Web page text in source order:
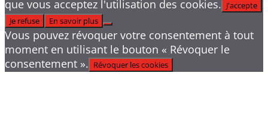
que vous acceptez l'utilisation des cookies. J'accepte
Je refuse
En savoir plus
Vous pouvez révoquer votre consentement à tout
moment en utilisant le bouton « Révoquer le
consentement ». Révoquer les cookies